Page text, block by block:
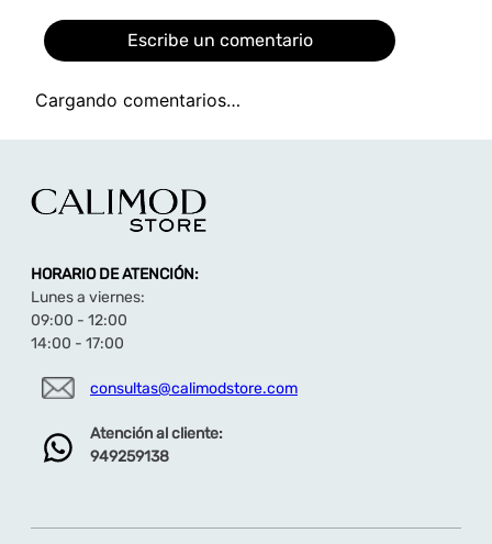
Escribe un comentario
Título
Califica el producto de 1 a 5 estrellas
★★
Tu nombre
Dirección de email
Cargando comentarios…
HORARIO DE ATENCIÓN:
Lunes a viernes:
09:00 - 12:00
14:00 - 17:00
consultas@calimodstore.com
Atención al cliente:
949259138